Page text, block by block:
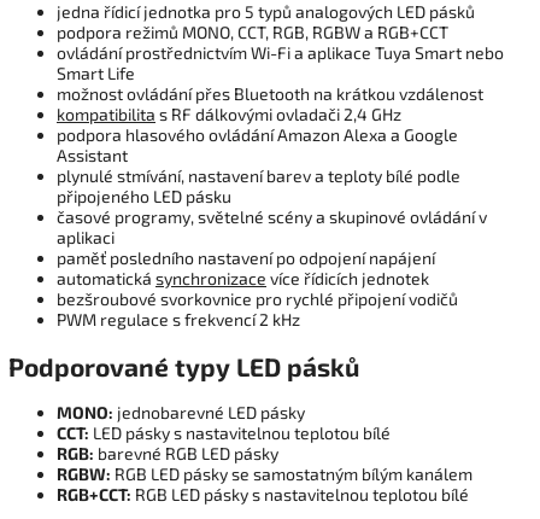
jedna řídicí jednotka pro 5 typů analogových LED pásků
podpora režimů MONO, CCT, RGB, RGBW a RGB+CCT
ovládání prostřednictvím Wi-Fi a aplikace Tuya Smart nebo
Smart Life
možnost ovládání přes Bluetooth na krátkou vzdálenost
kompatibilita s RF dálkovými ovladači 2,4 GHz
podpora hlasového ovládání Amazon Alexa a Google
Assistant
plynulé stmívání, nastavení barev a teploty bílé podle
připojeného LED pásku
časové programy, světelné scény a skupinové ovládání v
aplikaci
paměť posledního nastavení po odpojení napájení
automatická synchronizace více řídicích jednotek
bezšroubové svorkovnice pro rychlé připojení vodičů
PWM regulace s frekvencí 2 kHz
Podporované typy LED pásků
MONO: jednobarevné LED pásky
CCT: LED pásky s nastavitelnou teplotou bílé
RGB: barevné RGB LED pásky
RGBW: RGB LED pásky se samostatným bílým kanálem
RGB+CCT: RGB LED pásky s nastavitelnou teplotou bílé